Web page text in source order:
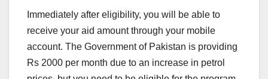
Immediately after eligibility, you will be able to
receive your aid amount through your mobile
account. The Government of Pakistan is providing
Rs 2000 per month due to an increase in petrol